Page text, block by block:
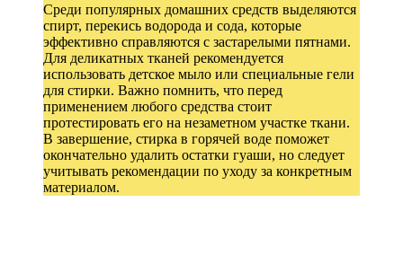
Среди популярных домашних средств выделяются
спирт, перекись водорода и сода, которые
эффективно справляются с застарелыми пятнами.
Для деликатных тканей рекомендуется
использовать детское мыло или специальные гели
для стирки. Важно помнить, что перед
применением любого средства стоит
протестировать его на незаметном участке ткани.
В завершение, стирка в горячей воде поможет
окончательно удалить остатки гуаши, но следует
учитывать рекомендации по уходу за конкретным
материалом.